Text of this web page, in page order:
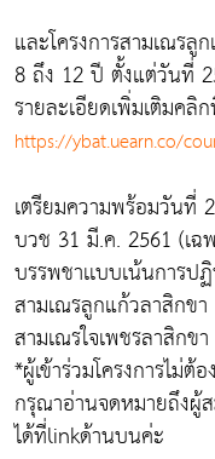
และโครงการสามเณร
8 ถึง 12 ปี ตั้งแต่วันที่
รายละเอียดเพิ่มเติมคลิ
https://ybat.uearn.co/
เตรียมความพร้อมวันที่
บวช 31 มี.ค. 2561 (เ
บรรพชาเเบบเน้นการ
สามเณรลูกแก้วลาสิกขา
สามเณรใจเพชรลาสิกข
*ผู้เข้าร่วมโครงการไม่ต้
กรุณาอ่านจดหมายถึงผู้
ได้ที่linkด้านบนค่ะ